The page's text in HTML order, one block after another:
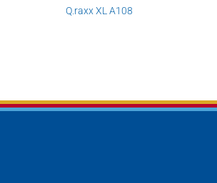
Q.raxx XL A108